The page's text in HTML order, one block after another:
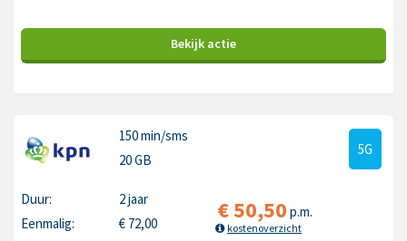
Bekijk actie
150 min/sms
20 GB
5G
Duur:
2 jaar
Eenmalig:
€ 72,00 €50,50 p.m.
kostenoverzicht